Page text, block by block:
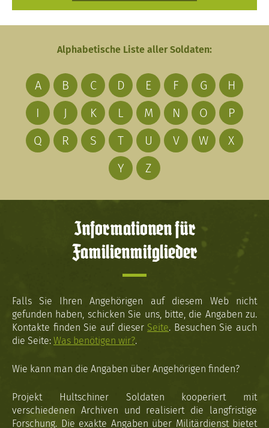
Alphabetische Liste aller Soldaten:
A B C D E F G
H
I
J K L M N O
P
Q
R S T U V W
X
Y
Z
Informationen für
Familienmitglieder
Falls Sie Ihren Angehörigen auf diesem Web nicht
gefunden haben, schicken Sie uns, bitte, die Angaben zu.
Kontakte finden Sie auf dieser Seite. Besuchen Sie auch
die Seite: Was benötigen wir?.
Wie kann man die Angaben über Angehörigen finden?
Projekt Hultschiner Soldaten kooperiert mit
verschiedenen Archiven und realisiert die langfristige
Forschung. Die exakte Angaben über Militärdienst bietet